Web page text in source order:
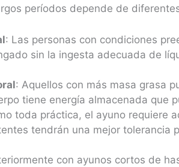
períodos depende de
: Las personas con condiciones
sin la ingesta adecuada de
: Aquellos con más masa grasa
tiene energía almacenada que
toda práctica, el ayuno requiere
tendrán una mejor tolerancia
con ayunos cortos de